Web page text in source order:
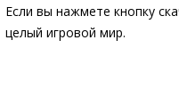
Если вы нажмете кнопку
целый игровой мир.